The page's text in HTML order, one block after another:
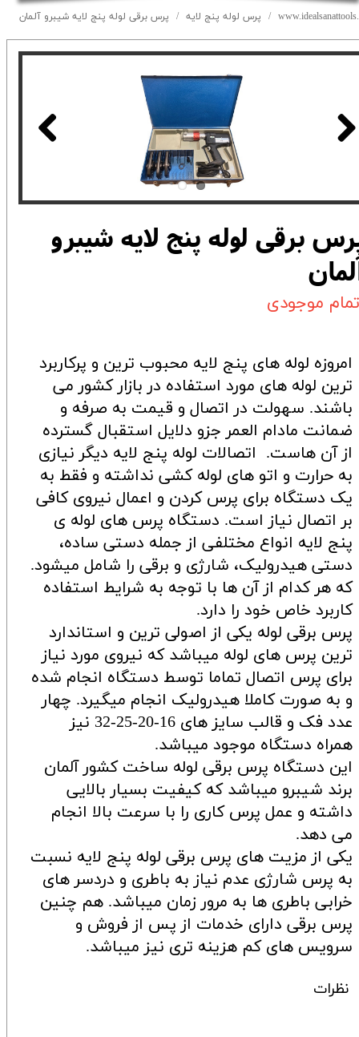
پرس لوله پنج لایه پرس برقی لوله پنج لایه شیبرو آلمان
برقی لوله پنج لایه شیبرو
موجودی
امروزه لوله های پنج لایه محبوب ترین و پرکاربرد
ترین لوله های مورد استفاده در بازار کشور می
باشند. سهولت در اتصال و قیمت به صرفه و
ضمانت مادام العمر جزو دلایل استقبال گسترده
از آن هاست. اتصالات لوله پنج لایه دیگر نیازی
به حرارت و اتو های لوله کشی نداشته و فقط به
یک دستگاه برای پرس کردن و اعمال نیروی کافی
بر اتصال نیاز است. دستگاه پرس های لوله ی
پنج لایه انواع مختلفی از جمله دستی ساده،
دستی هیدرولیک، شارژی و برقی را شامل میشود.
که هر کدام از آن ها با توجه به شرایط استفاده
کاربرد خاص خود را دارد.
پرس برقی لوله یکی از اصولی ترین و استاندارد
ترین پرس های لوله میباشد که نیروی مورد نیاز
برای پرس اتصال تماما توسط دستگاه انجام شده
و به صورت کاملا هیدرولیک انجام میگیرد. چهار
عدد فک و قالب سایز های 16-20-25-32 نیز
همراه دستگاه موجود میباشد.
این دستگاه پرس برقی لوله ساخت کشور آلمان
برند شیبرو میباشد که کیفیت بسیار بالایی
داشته و عمل پرس کاری را با سرعت بالا انجام
می دهد.
یکی از مزیت های پرس برقی لوله پنج لایه نسبت
به پرس شارژی عدم نیاز به باطری و دردسر های
خرابی باطری ها به مرور زمان میباشد. هم چنین
پرس برقی دارای خدمات از پس از فروش و
سرویس های کم هزینه تری نیز میباشد.
نظرات